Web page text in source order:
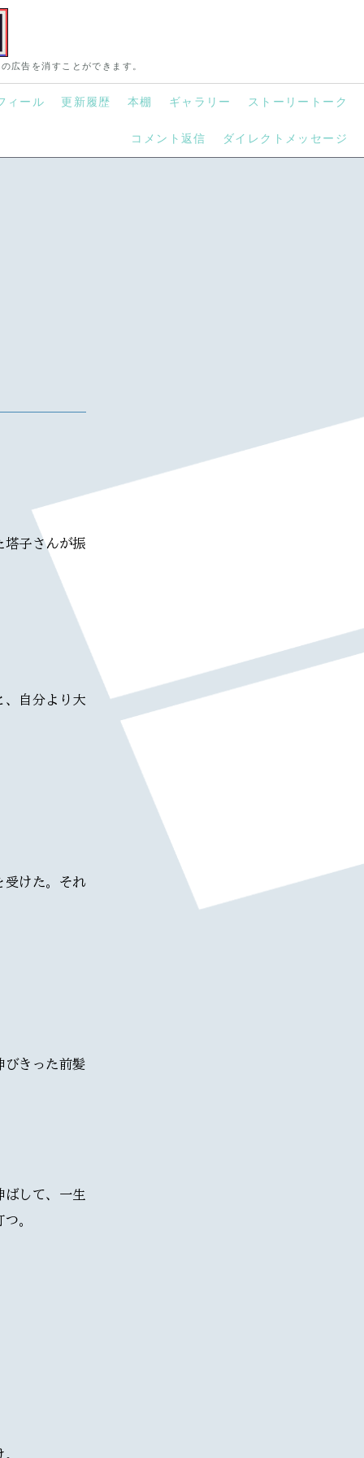
広告を消すことができます。
ィール 更新履歴 本棚 ギャラリー ストーリートーク
コメント返信 ダイレクトメッセージ
塔子さんが振
、自分より大
受けた。それ
びきった前髪
して、一生
。